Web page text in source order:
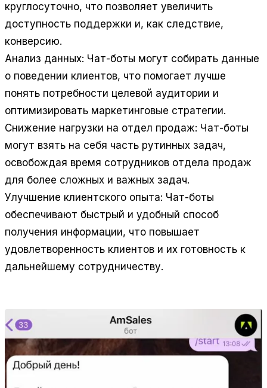
круглосуточно, что позволяет увеличить
доступность поддержки и, как следствие,
конверсию.
Анализ данных: Чат-боты могут собирать данные
о поведении клиентов, что помогает лучше
понять потребности целевой аудитории и
оптимизировать маркетинговые стратегии.
Снижение нагрузки на отдел продаж: Чат-боты
могут взять на себя часть рутинных задач,
освобождая время сотрудников отдела продаж
для более сложных и важных задач.
Улучшение клиентского опыта: Чат-боты
обеспечивают быстрый и удобный способ
получения информации, что повышает
удовлетворенность клиентов и их готовность к
дальнейшему сотрудничеству.